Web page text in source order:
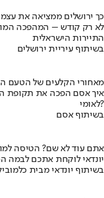
כך ירושלים ממציאה את
לא רק קודש – המהפכה
התיירות הישראלית
בשיתוף עיריית ירושלים
מאחורי הקלעים של הטעם
לאומי?
בשיתוף אסם
אתם עוד לא שם? הטיסה
יונדאי לוקחת אתכם לבמה
בשיתוף יונדאי מבית